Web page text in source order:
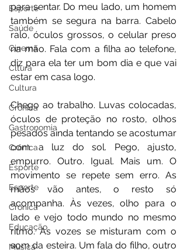
Esporte
Saúde
Cinema
Cltura
Cultura
Crônica
Gastronomia
Crônica
Esporte
Esporte
Crônica
Educação
Música
para sentar. Do meu lado, um homem
também se segura na barra. Cabelo
ralo, óculos grossos, o celular preso
na mão. Fala com a filha ao telefone,
diz para ela ter um bom dia e que vai
estar em casa logo.
Chego ao trabalho. Luvas colocadas,
óculos de proteção no rosto, olhos
pesados ainda tentando se acostumar
com a luz do sol. Pego, ajusto,
empurro. Outro. Igual. Mais um. O
movimento se repete sem erro. As
mãos vão antes, o resto só
acompanha. Às vezes, olho para o
lado e vejo todo mundo no mesmo
ritmo. As vozes se misturam com o
som da esteira. Um fala do filho, outro